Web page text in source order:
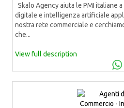
Skalo Agency aiuta le PMI italiane
digitale e intelligenza artificiale
nostra rete commerciale e
che...
View full description